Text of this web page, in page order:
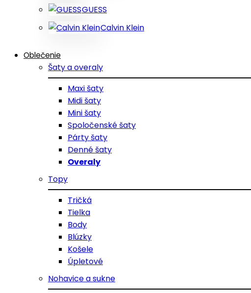
GUESS
Calvin Klein
Oblečenie
Šaty a overaly
Maxi šaty
Midi šaty
Mini šaty
Spoločenské šaty
Párty šaty
Denné šaty
Overaly
Topy
Tričká
Tielka
Body
Blúzky
Košele
Úpletové
Nohavice a sukne